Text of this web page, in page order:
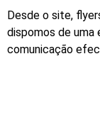
Desde o site,
dispomos de uma
comunicação